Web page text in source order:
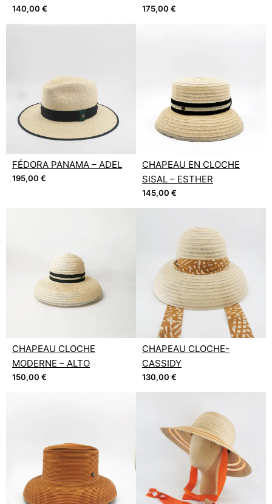
140,00 € 175,00 €
FÉDORA PANAMA – ADEL
195,00 €
CHAPEAU EN CLOCHE
SISAL – ESTHER
145,00 €
CHAPEAU CLOCHE
MODERNE – ALTO
150,00 €
CHAPEAU CLOCHE-
CASSIDY
130,00 €